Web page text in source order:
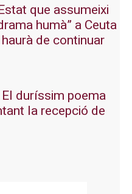
que assumeixi
humà” a Ceuta
de continuar
El duríssim poema
la recepció de